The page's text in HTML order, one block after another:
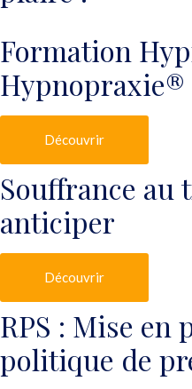
Formation
Hypnopraxie®
Découvrir
Souffrance au
anticiper
Découvrir
RPS : Mise en
politique de